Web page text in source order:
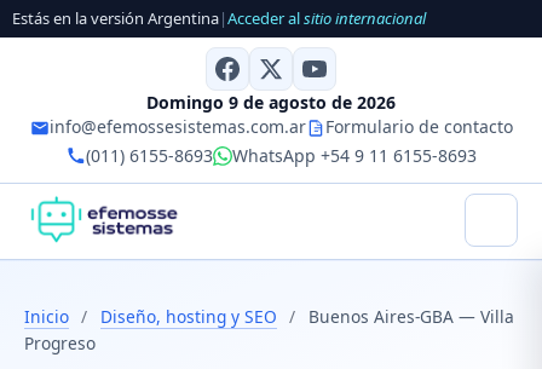
Estás en la versión Argentina|Acceder alsitio internacional
Domingo 9 de agosto de 2026
info@efemossesistemas.com.ar
Formulario de contacto
(011) 6155-8693
WhatsApp +54 9 11 6155-8693
Inicio / Diseño, hosting y SEO /
Buenos Aires-GBA — Villa
Progreso